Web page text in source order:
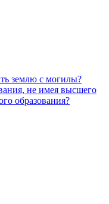
землю с могилы?
не имея высшего
образования?